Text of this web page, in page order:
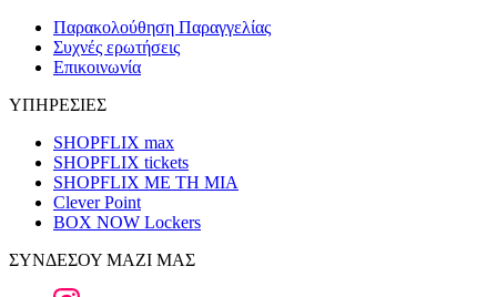
Παρακολούθηση Παραγγελίας
Συχνές ερωτήσεις
Επικοινωνία
ΥΠΗΡΕΣΙΕΣ
SHOPFLIX max
SHOPFLIX tickets
SHOPFLIX ΜΕ ΤΗ ΜΙΑ
Clever Point
BOX NOW Lockers
ΣΥΝΔΕΣΟΥ ΜΑΖΙ ΜΑΣ